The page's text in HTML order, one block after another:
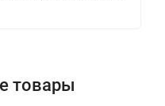
товары